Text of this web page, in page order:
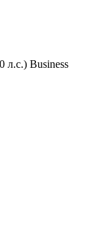
л.с.) Business